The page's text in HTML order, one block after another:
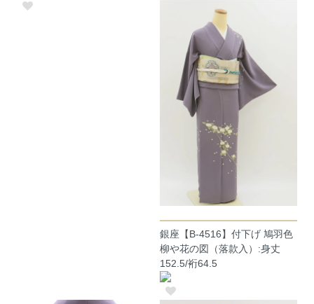
銀座【B-4516】付下げ 鳩羽色
柳や花の図（落款入）:身丈
152.5/裄64.5